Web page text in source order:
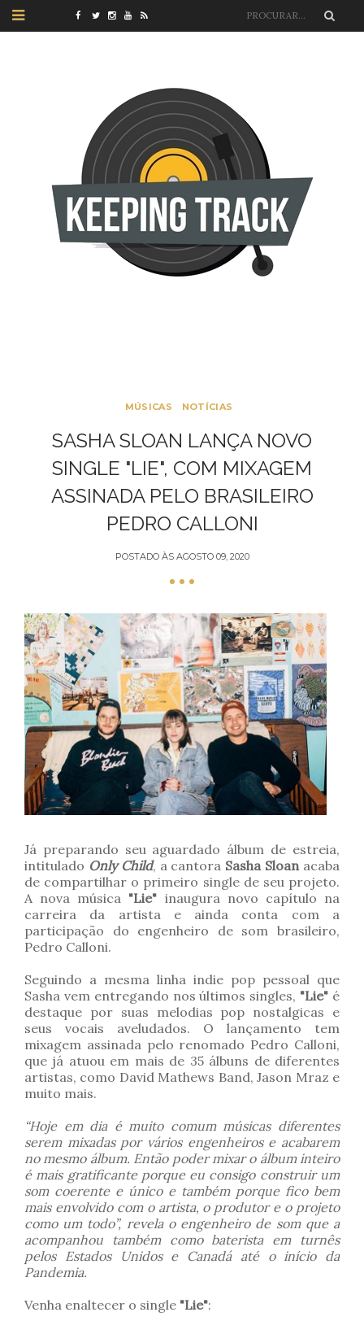
MÚSICAS NOTÍCIAS
SASHA SLOAN LANÇA NOVO
SINGLE "LIE", COM MIXAGEM
ASSINADA PELO BRASILEIRO
PEDRO CALLONI
POSTADO ÀS AGOSTO 09, 2020
Já preparando seu aguardado álbum de estreia,
intitulado Only Child, a cantora Sasha Sloanacaba
de compartilhar o primeiro single de seu projeto.
A nova música "Lie" inaugura novo capítulo na
carreira da artista e ainda conta com a
participação do engenheiro de som brasileiro,
Pedro Calloni.
Seguindo a mesma linha indie pop pessoal que
Sasha vem entregando nos últimos singles, "Lie" é
destaque por suas melodias pop nostalgicas e
seus vocais aveludados. O lançamento tem
mixagem assinada pelo renomado Pedro Calloni,
que já atuou em mais de 35 álbuns de diferentes
artistas, como David Mathews Band, Jason Mraz e
muito mais.
“Hoje em dia é muito comum músicas diferentes
serem mixadas por vários engenheiros e acabarem
no mesmo álbum. Então poder mixar o álbum inteiro
é mais gratificante porque eu consigo construir um
som coerente e único e também porque fico bem
mais envolvido com o artista, o produtor e o projeto
como um todo”, revela o engenheiro de som que a
acompanhou também como baterista em turnês
pelos Estados Unidos e Canadá até o início da
Pandemia.
Venha enaltecer o single "Lie":